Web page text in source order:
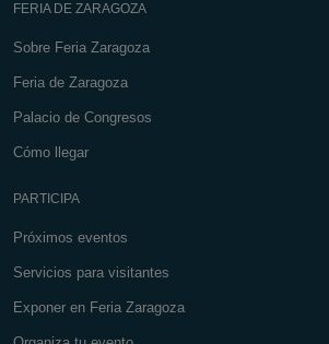
FERIA DE ZARAGOZA
Sobre Feria Zaragoza
Feria de Zaragoza
Palacio de Congresos
Cómo llegar
PARTICIPA
Próximos eventos
Servicios para visitantes
Exponer en Feria Zaragoza